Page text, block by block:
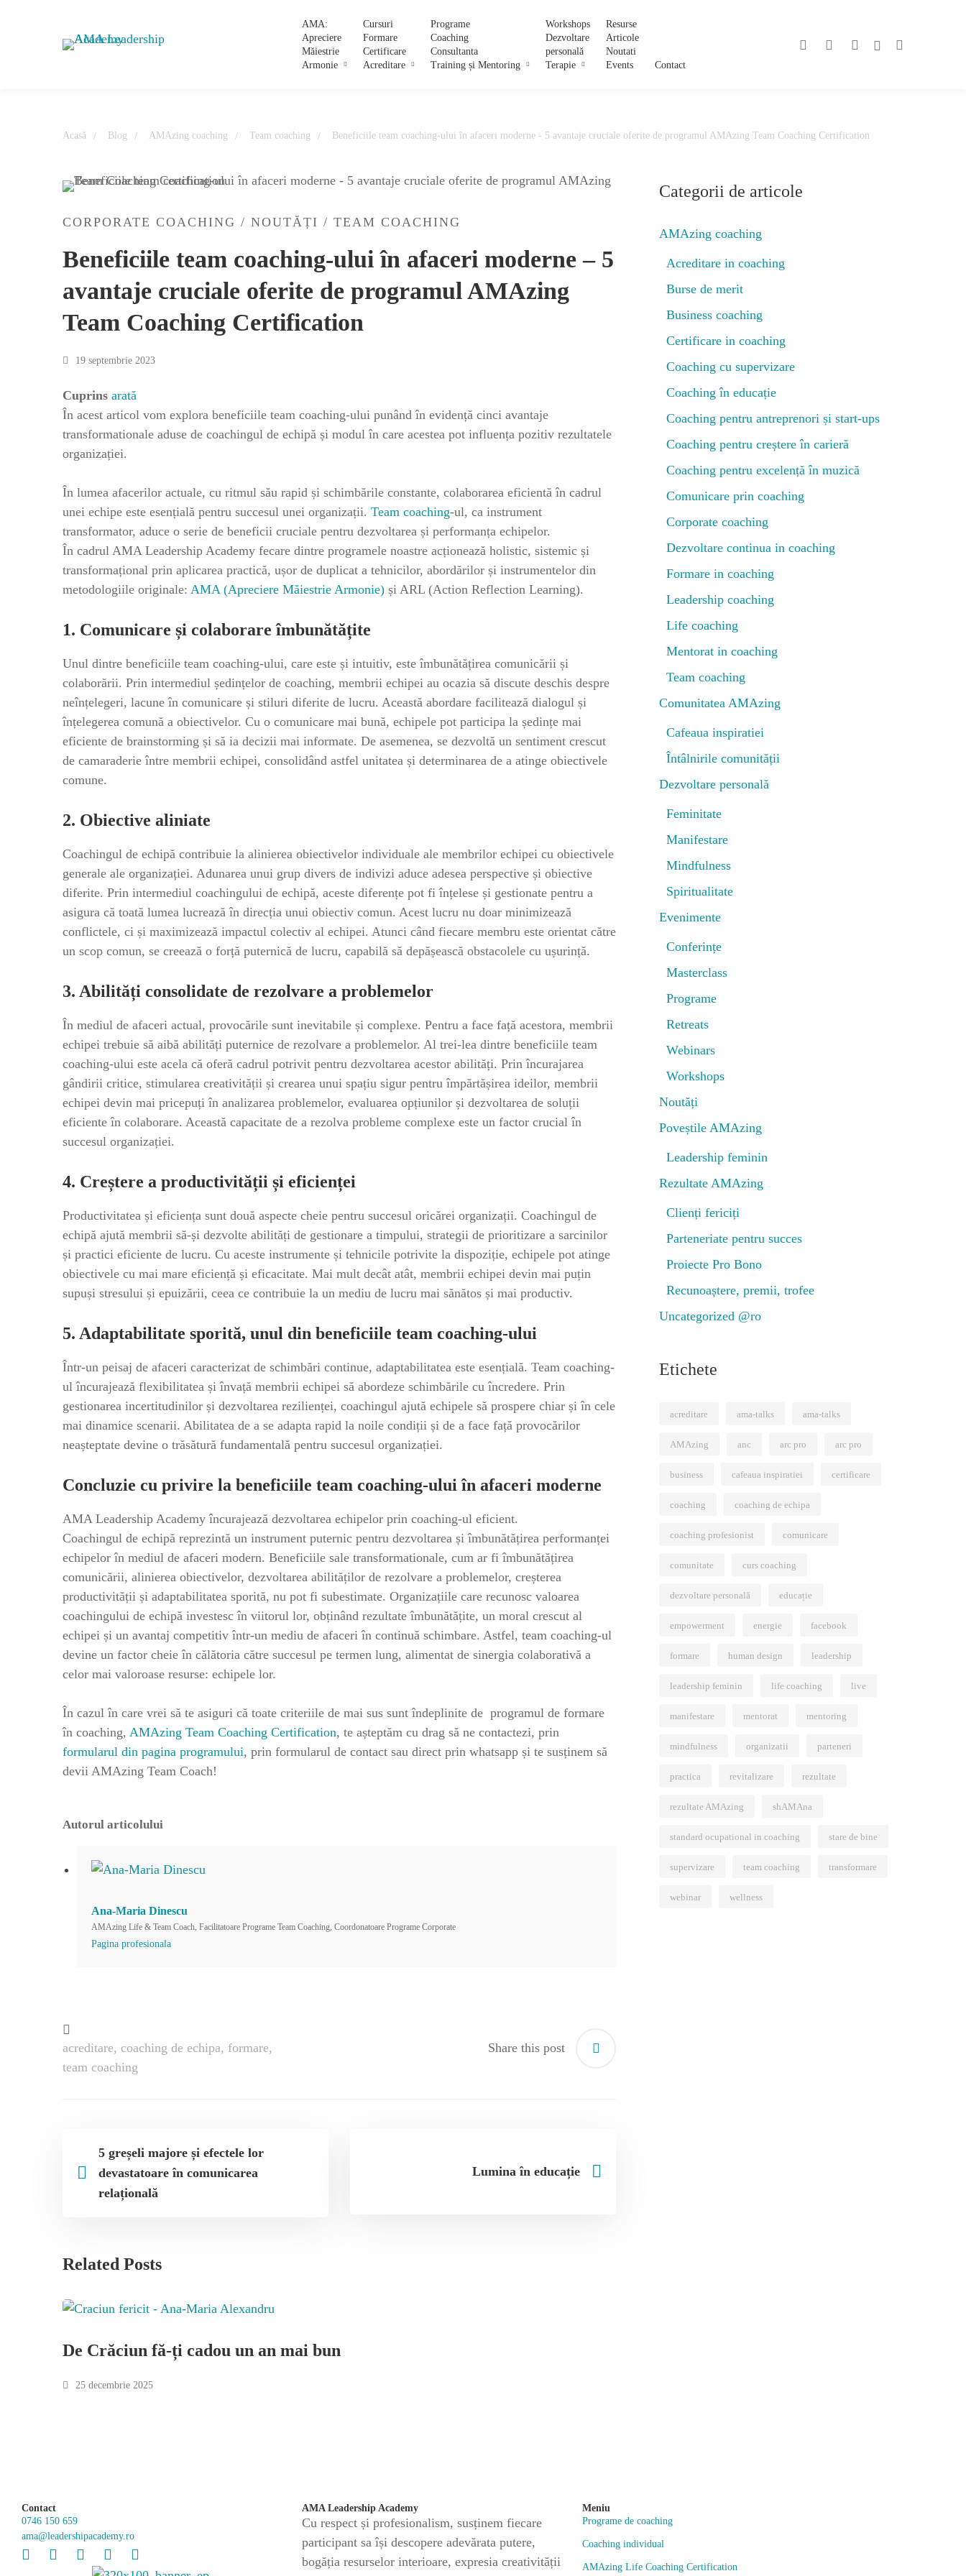
AMA:
Apreciere
Măiestrie
Armonie
Cursuri
Formare
Certificare
Acreditare
Programe
Coaching
Consultanta
Training și Mentoring
Workshops
Dezvoltare
personală
Terapie
Resurse
Articole
Noutati
Events
Contact
Acasă Blog AMAzing coaching Team coaching Beneficiile team coaching-ului în afaceri moderne - 5 avantaje cruciale oferite de programul AMAzing Team Coaching Certification
CORPORATE COACHING / NOUTĂȚI / TEAM COACHING
Beneficiile team coaching-ului în afaceri moderne – 5
avantaje cruciale oferite de programul AMAzing
Team Coaching Certification
19 septembrie 2023
Cuprins arată
În acest articol vom explora beneficiile team coaching-ului punând în evidență cinci avantaje
transformationale aduse de coachingul de echipă și modul în care acestea pot influența pozitiv rezultatele
organizației.
În lumea afacerilor actuale, cu ritmul său rapid și schimbările constante, colaborarea eficientă în cadrul
unei echipe este esențială pentru succesul unei organizații. Team coaching-ul, ca instrument
transformator, aduce o serie de beneficii cruciale pentru dezvoltarea și performanța echipelor.
În cadrul AMA Leadership Academy fecare dintre programele noastre acționează holistic, sistemic și
transformațional prin aplicarea practică, ușor de duplicat a tehnicilor, abordărilor și instrumentelor din
metodologiile originale: AMA (Apreciere Măiestrie Armonie) și ARL (Action Reflection Learning).
1. Comunicare și colaborare îmbunătățite
Unul dintre beneficiile team coaching-ului, care este și intuitiv, este îmbunătățirea comunicării și
colaborării. Prin intermediul ședințelor de coaching, membrii echipei au ocazia să discute deschis despre
neînțelegeri, lacune în comunicare și stiluri diferite de lucru. Această abordare facilitează dialogul și
înțelegerea comună a obiectivelor. Cu o comunicare mai bună, echipele pot participa la ședințe mai
eficiente de brainstorming și să ia decizii mai informate. De asemenea, se dezvoltă un sentiment crescut
de camaraderie între membrii echipei, consolidând astfel unitatea și determinarea de a atinge obiectivele
comune.
2. Obiective aliniate
Coachingul de echipă contribuie la alinierea obiectivelor individuale ale membrilor echipei cu obiectivele
generale ale organizației. Adunarea unui grup divers de indivizi aduce adesea perspective și obiective
diferite. Prin intermediul coachingului de echipă, aceste diferențe pot fi înțelese și gestionate pentru a
asigura că toată lumea lucrează în direcția unui obiectiv comun. Acest lucru nu doar minimizează
conflictele, ci și maximizează impactul colectiv al echipei. Atunci când fiecare membru este orientat către
un scop comun, se creează o forță puternică de lucru, capabilă să depășească obstacolele cu ușurință.
3. Abilități consolidate de rezolvare a problemelor
În mediul de afaceri actual, provocările sunt inevitabile și complexe. Pentru a face față acestora, membrii
echipei trebuie să aibă abilități puternice de rezolvare a problemelor. Al trei-lea dintre beneficiile team
coaching-ului este acela că oferă cadrul potrivit pentru dezvoltarea acestor abilități. Prin încurajarea
gândirii critice, stimularea creativității și crearea unui spațiu sigur pentru împărtășirea ideilor, membrii
echipei devin mai pricepuți în analizarea problemelor, evaluarea opțiunilor și dezvoltarea de soluții
eficiente în colaborare. Această capacitate de a rezolva probleme complexe este un factor crucial în
succesul organizației.
4. Creștere a productivității și eficienței
Productivitatea și eficiența sunt două aspecte cheie pentru succesul oricărei organizații. Coachingul de
echipă ajută membrii să-și dezvolte abilități de gestionare a timpului, strategii de prioritizare a sarcinilor
și practici eficiente de lucru. Cu aceste instrumente și tehnicile potrivite la dispoziție, echipele pot atinge
obiectivele cu mai mare eficiență și eficacitate. Mai mult decât atât, membrii echipei devin mai puțin
supuși stresului și epuizării, ceea ce contribuie la un mediu de lucru mai sănătos și mai productiv.
5. Adaptabilitate sporită, unul din beneficiile team coaching-ului
Într-un peisaj de afaceri caracterizat de schimbări continue, adaptabilitatea este esențială. Team coaching-
ul încurajează flexibilitatea și învață membrii echipei să abordeze schimbările cu încredere. Prin
gestionarea incertitudinilor și dezvoltarea rezilienței, coachingul ajută echipele să prospere chiar și în cele
mai dinamice scenarii. Abilitatea de a se adapta rapid la noile condiții și de a face față provocărilor
neașteptate devine o trăsătură fundamentală pentru succesul organizației.
Concluzie cu privire la beneficiile team coaching-ului în afaceri moderne
AMA Leadership Academy încurajează dezvoltarea echipelor prin coaching-ul eficient.
Coachingul de echipă reprezintă un instrument puternic pentru dezvoltarea și îmbunătățirea performanței
echipelor în mediul de afaceri modern. Beneficiile sale transformationale, cum ar fi îmbunătățirea
comunicării, alinierea obiectivelor, dezvoltarea abilităților de rezolvare a problemelor, creșterea
productivității și adaptabilitatea sporită, nu pot fi subestimate. Organizațiile care recunosc valoarea
coachingului de echipă investesc în viitorul lor, obținând rezultate îmbunătățite, un moral crescut al
echipei și un avantaj competitiv într-un mediu de afaceri în continuă schimbare. Astfel, team coaching-ul
devine un factor cheie în călătoria către succesul pe termen lung, alimentat de sinergia colaborativă a
celor mai valoroase resurse: echipele lor.
În cazul în care vrei să te asiguri că toate criteriile de mai sus sunt îndeplinite de programul de formare
în coaching, AMAzing Team Coaching Certification, te așteptăm cu drag să ne contactezi, prin
formularul din pagina programului, prin formularul de contact sau direct prin whatsapp și te susținem să
devii AMAzing Team Coach!
Autorul articolului
Ana-Maria Dinescu
AMAzing Life & Team Coach, Facilitatoare Programe Team Coaching, Coordonatoare Programe Corporate
Pagina profesionala
acreditare, coaching de echipa, formare,
team coaching
Share this post
5 greșeli majore și efectele lor
devastatoare în comunicarea
relațională
Lumina în educație
Related Posts
De Crăciun fă-ți cadou un an mai bun
25 decembrie 2025
Categorii de articole
AMAzing coaching
Acreditare in coaching
Burse de merit
Business coaching
Certificare in coaching
Coaching cu supervizare
Coaching în educație
Coaching pentru antreprenori și start-ups
Coaching pentru creștere în carieră
Coaching pentru excelență în muzică
Comunicare prin coaching
Corporate coaching
Dezvoltare continua in coaching
Formare in coaching
Leadership coaching
Life coaching
Mentorat in coaching
Team coaching
Comunitatea AMAzing
Cafeaua inspiratiei
Întâlnirile comunității
Dezvoltare personală
Feminitate
Manifestare
Mindfulness
Spiritualitate
Evenimente
Conferințe
Masterclass
Programe
Retreats
Webinars
Workshops
Noutăți
Poveștile AMAzing
Leadership feminin
Rezultate AMAzing
Clienți fericiți
Parteneriate pentru succes
Proiecte Pro Bono
Recunoaștere, premii, trofee
Uncategorized @ro
Etichete
acreditare ama-talks ama-talks
AMAzing anc arc pro arc pro
business cafeaua inspiratiei certificare
coaching coaching de echipa
coaching profesionist comunicare
comunitate curs coaching
dezvoltare personală educație
empowerment energie facebook
formare human design leadership
leadership feminin life coaching live
manifestare mentorat mentoring
mindfulness organizatii parteneri
practica revitalizare rezultate
rezultate AMAzing shAMAna
standard ocupational in coaching stare de bine
supervizare team coaching transformare
webinar wellness
Contact
0746 150 659
ama@leadershipacademy.ro
AMA Leadership Academy
Cu respect și profesionalism, susținem fiecare
participant sa își descopere adevărata putere,
bogăția resurselor interioare, expresia creativității
Meniu
Programe de coaching
Coaching individual
AMAzing Life Coaching Certification